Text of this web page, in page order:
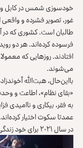
خودسوزی شمس در کابل و
غور، تصویر فشرده و
طالبان است. کشوری که در
فرسوده کرده‌اند. هر دو
افتادند. روزهایی که
می‌شوند.
بااین‌حال، هبت‌الله
«بقای نظام»، اطاعت و
به فقر، بیکاری و ناامیدی
عمدتا سکوت اختیار
در سال ۲۰۲۱ برای خود زندگی مجلل فراهم کرده‌اند.